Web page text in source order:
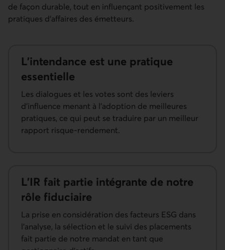
de façon durable, tout en influençant positivement les
pratiques d’affaires des émetteurs.
L’inten­dance est une pratique
essentielle
Les dialogues et les votes sont des leviers
d’influence menant à l’adoption de meilleures
pratiques, ce qui peut se traduire par un meilleur
rapport risque-rendement.
L’IR fait partie intégrante de notre
rôle fiduciaire
La prise en considération des facteurs ESG dans
l’analyse, la sélection et le suivi des placements
fait partie de notre mandat en tant que